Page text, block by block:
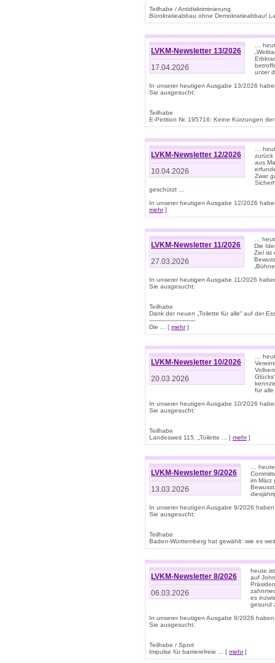
Teilhabe / Antidiskriminierung
Bürokratieabbau ohne Demokratieabbau!
LVKM-Newsletter 13/2026
17.04.2026
…
unter
In unserer heutigen Ausgabe 13/2026
Sie ausgesucht:
Teilhabe
E-Petition Nr. 195716: Keine Kürzungen
LVKM-Newsletter 12/2026
10.04.2026
…
zurück
aus
Zwar
geschützt ...
In unserer heutigen Ausgabe 12/2026
mehr]
LVKM-Newsletter 11/2026
27.03.2026
…
Die
Ziel ist
In unserer heutigen Ausgabe 11/2026
Sie ausgesucht:
Teilhabe
Dank der neuen „Toilette für alle“ auf der
-------------------------
Die ... [ mehr]
LVKM-Newsletter 10/2026
20.03.2026
…
für
In unserer heutigen Ausgabe 10/2026
Sie ausgesucht:
Teilhabe
Landesweit 115. „Toilette ... [ mehr]
LVKM-Newsletter 9/2026
13.03.2026
…
im März
In unserer heutigen Ausgabe 9/2026
Sie ausgesucht:
Teilhabe
Baden-Württemberg hat gewählt: wie es
LVKM-Newsletter 8/2026
06.03.2026
heute
auf
es
gesund
In unserer heutigen Ausgabe 8/2026
Sie ausgesucht:
Teilhabe / Sport
Impulse für barrierefreie ... [ mehr]